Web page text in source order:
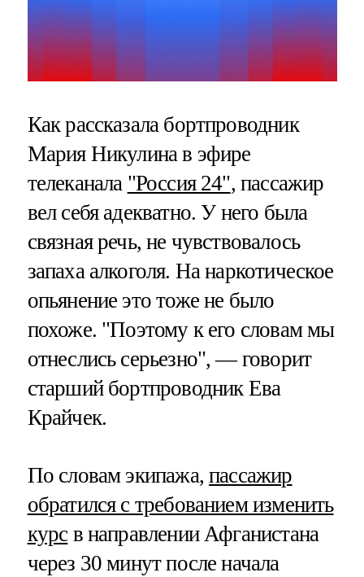
Как рассказала бортпроводник
Мария Никулина в эфире
телеканала "Россия 24", пассажир
вел себя адекватно. У него была
связная речь, не чувствовалось
запаха алкоголя. На наркотическое
опьянение это тоже не было
похоже. "Поэтому к его словам мы
отнеслись серьезно", — говорит
старший бортпроводник Ева
Крайчек.
По словам экипажа,пассажир
обратился с требованием изменить
курсв направлении Афганистана
через 30 минут после начала